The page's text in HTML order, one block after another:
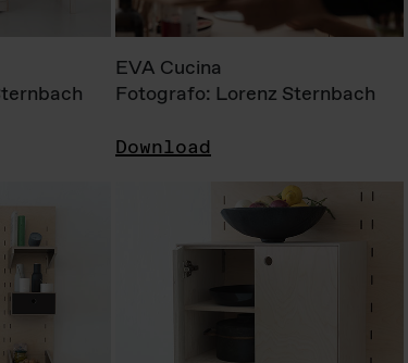
EVA Cucina
Fotografo: Lorenz Sternbach
Download